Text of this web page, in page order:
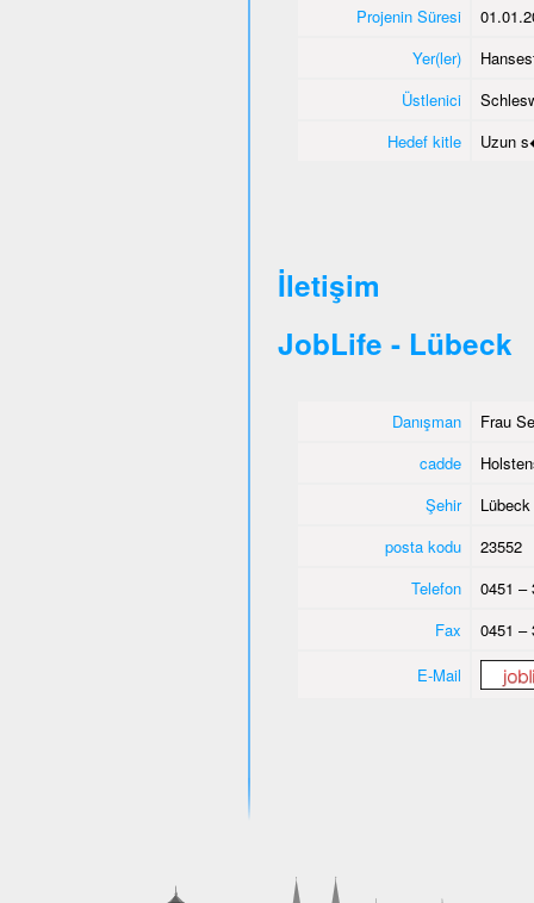
Projenin Süresi
Yer(ler)
Üstlenici
Hedef kitle
Uzun
İletişim
JobLife - Lübeck
Danışman
Frau
cadde
Şehir
Lübeck
posta kodu
23552
Telefon
0451 –
Fax
0451 –
E-Mail